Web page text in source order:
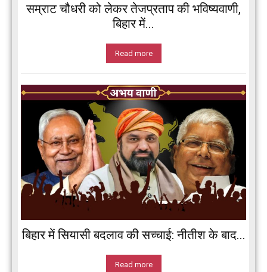
सम्राट चौधरी को लेकर तेजप्रताप की भविष्यवाणी,
बिहार में...
Read more
बिहार में सियासी बदलाव की सच्चाई: नीतीश के बाद...
Read more